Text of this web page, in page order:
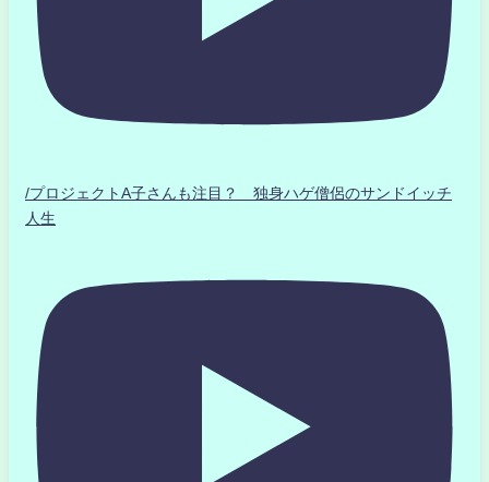
/プロジェクトA子さんも注目？ 独身ハゲ僧侶のサンドイッチ
人生